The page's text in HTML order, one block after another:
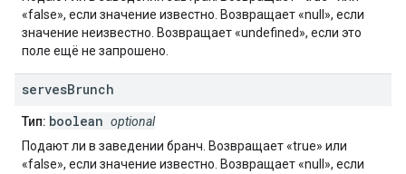
«false», если значение известно. Возвращает «null», если
значение неизвестно. Возвращает «undefined», если это
поле ещё не запрошено.
servesBrunch
Тип: boolean optional
Подают ли в заведении бранч. Возвращает «true» или
«false», если значение известно. Возвращает «null», если